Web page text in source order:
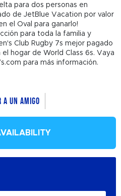
para dos personas en
de JetBlue Vacation por valor
el Oval para ganarlo!
para toda la familia y
Club Rugby 7s mejor pagado
hogar de World Class 6s. Vaya
para más información.
a un amigo